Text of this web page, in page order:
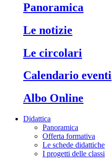
Panoramica
Le notizie
Le circolari
Calendario eventi
Albo Online
Didattica
Panoramica
Offerta formativa
Le schede didattiche
I progetti delle classi